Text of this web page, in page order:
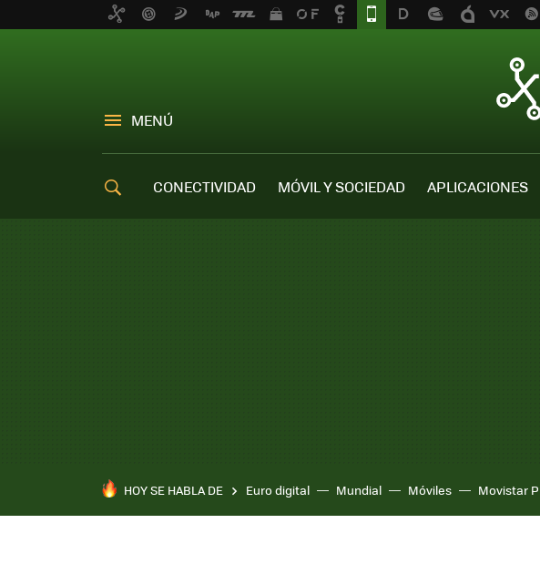
MENÚ
CONECTIVIDAD MÓVIL Y SOCIEDAD APLICACIONES
HOY SE HABLA DE Euro digital Mundial Móviles Movistar
Pixel 10a